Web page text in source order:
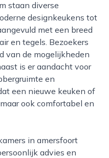
staan diverse
designkeukens tot
met een breed
en tegels. Bezoekers
van de mogelijkheden
is er aandacht voor
en
een nieuwe keuken of
ook comfortabel en
advies en